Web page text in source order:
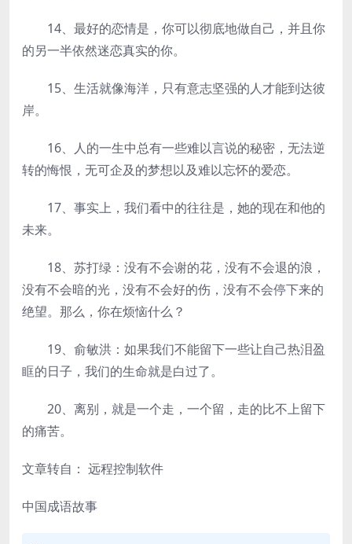
14、最好的恋情是，你可以彻底地做自己，并且你
的另一半依然迷恋真实的你。
15、生活就像海洋，只有意志坚强的人才能到达彼
岸。
16、人的一生中总有一些难以言说的秘密，无法逆
转的悔恨，无可企及的梦想以及难以忘怀的爱恋。
17、事实上，我们看中的往往是，她的现在和他的
未来。
18、苏打绿：没有不会谢的花，没有不会退的浪，
没有不会暗的光，没有不会好的伤，没有不会停下来的
绝望。那么，你在烦恼什么？
19、俞敏洪：如果我们不能留下一些让自己热泪盈
眶的日子，我们的生命就是白过了。
20、离别，就是一个走，一个留，走的比不上留下
的痛苦。
文章转自： 远程控制软件
中国成语故事